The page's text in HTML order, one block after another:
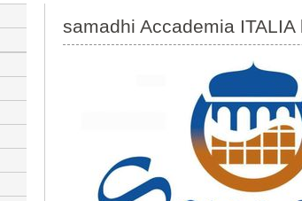
samadhi Accademia ITALIA